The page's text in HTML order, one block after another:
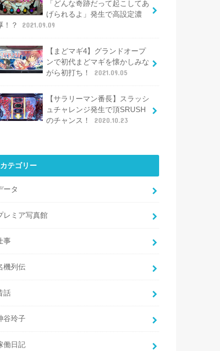
「どんな奇跡だって起こしてあ
げられるよ」発生で高設定濃
！？
2021.09.09
【まどマギ4】グランドオープ
ンで初代まどマギを懐かしみな
がら初打ち！
2021.09.05
【サラリーマン番長】スラッシ
ュチャレンジ発生で頂SRUSH
のチャンス！
2020.10.23
カテゴリー
ータ
レミア写真館
事
機列伝
話
谷玲子
働日記